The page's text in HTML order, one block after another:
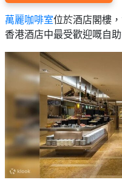
萬麗咖啡室位於酒店閣樓
香港酒店中最受歡迎嘅自助